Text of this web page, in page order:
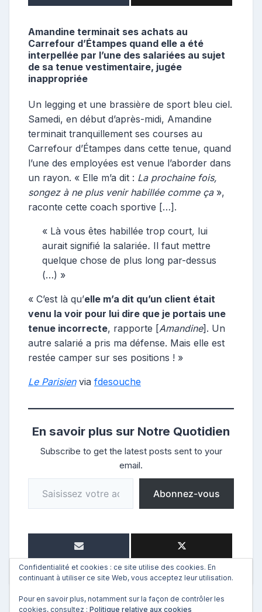
Amandine terminait ses achats au
Carrefour d’Étampes quand elle a été
interpellée par l’une des salariées au sujet
de sa tenue vestimentaire, jugée
inappropriée
Un legging et une brassière de sport bleu ciel.
Samedi, en début d’après-midi, Amandine
terminait tranquillement ses courses au
Carrefour d’Étampes dans cette tenue, quand
l’une des employées est venue l’aborder dans
un rayon. « Elle m’a dit : La prochaine fois,
songez à ne plus venir habillée comme ça»,
raconte cette coach sportive […].
« Là vous êtes habillée trop court, lui
aurait signifié la salariée. Il faut mettre
quelque chose de plus long par-dessus
(…) »
« C’est là qu’elle m’a dit qu’un client était
venu la voir pour lui dire que je portais une
tenue incorrecte, rapporte [Amandine]. Un
autre salarié a pris ma défense. Mais elle est
restée camper sur ses positions ! »
Le Parisien via fdesouche
En savoir plus sur Notre Quotidien
Subscribe to get the latest posts sent to your
email.
Saisissez votre adresse e-mail…
Abonnez-vous
Confidentialité et cookies : ce site utilise des cookies. En
continuant à utiliser ce site Web, vous acceptez leur utilisation.
Pour en savoir plus, notamment sur la façon de contrôler les
cookies, consultez : Politique relative aux cookies